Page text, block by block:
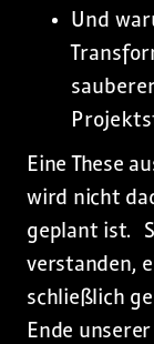
Und
Eine These
wird nicht
geplant ist.
verstanden,
schließlich
Ende